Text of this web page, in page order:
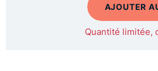
AJOUTER
Quantité limitée,